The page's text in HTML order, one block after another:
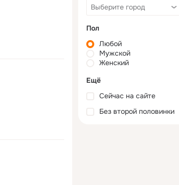
Пол
Любой
Мужской
Женский
Ещё
Сейчас на сайте
Без второй половинки